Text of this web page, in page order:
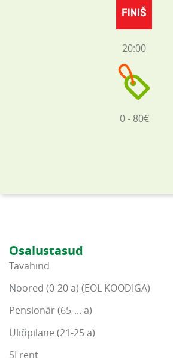
20:00
0 - 80€
Osalustasud
Tavahind
Noored (0-20 a) (EOL KOODIGA)
Pensionär (65-... a)
Üliõpilane (21-25 a)
SI rent